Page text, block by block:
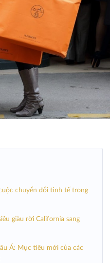
chuyển đổi tinh tế trong
giàu rời California sang
Á: Mục tiêu mới của các